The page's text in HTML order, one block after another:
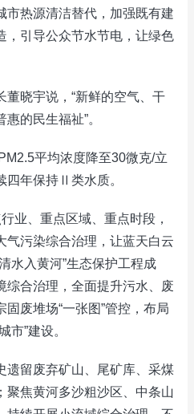
市热源清洁替代，加强既有建
，引导公众节水节电，让绿色
董晓宇说，“新鲜的空气、干
的民生福祉”。
平均浓度降至30微克/立
四年保持Ⅱ类水质。
业、重点区域、重点时段，
气污染综合治理，让蓝天白云
水入黄河”生态保护工程成
综合治理，全面提升污水、废
废堆场“一张图”管控，布局
市”建设。
遗留废弃矿山、尾矿库、采煤
聚焦黄河多沙粗沙区、中条山